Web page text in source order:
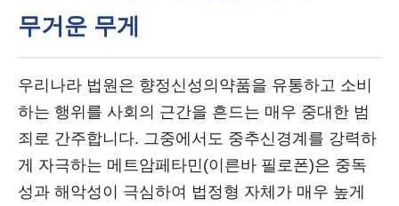
무거운 무게
우리나라 법원은 향정신성의약품을 유통하고 소비
하는 행위를 사회의 근간을 흔드는 매우 중대한 범
죄로 간주합니다. 그중에서도 중추신경계를 강력하
게 자극하는 메트암페타민(이른바 필로폰)은 중독
성과 해악성이 극심하여 법정형 자체가 매우 높게